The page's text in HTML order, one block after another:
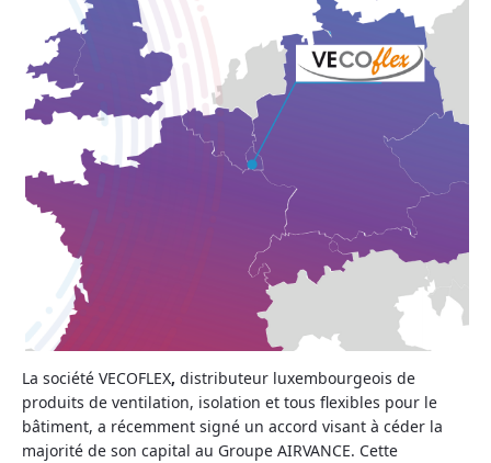
La société VECOFLEX, distributeur luxembourgeois de
produits de ventilation, isolation et tous flexibles pour le
bâtiment, a récemment signé un accord visant à céder la
majorité de son capital au Groupe AIRVANCE. Cette